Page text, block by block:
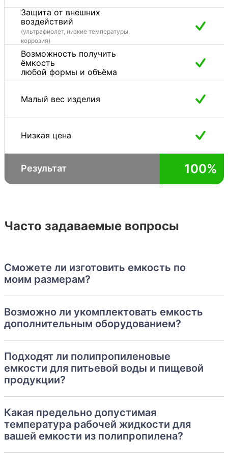
Защита от внешних
воздействий
(ультрафиолет, низкие температуры,
коррозия)
Возможность получить
ёмкость
любой формы и объёма
Малый вес изделия
Низкая цена
Результат 100%
Часто задаваемые вопросы
Сможете ли изготовить емкость по
моим размерам?
Возможно ли укомплектовать емкость
дополнительным оборудованием?
Подходят ли полипропиленовые
емкости для питьевой воды и пищевой
продукции?
Какая предельно допустимая
температура рабочей жидкости для
вашей емкости из полипропилена?